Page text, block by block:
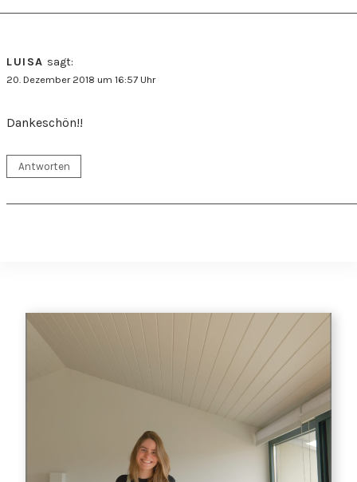
LUISA sagt:
20. Dezember 2018 um 16:57 Uhr
Dankeschön!!
Antworten